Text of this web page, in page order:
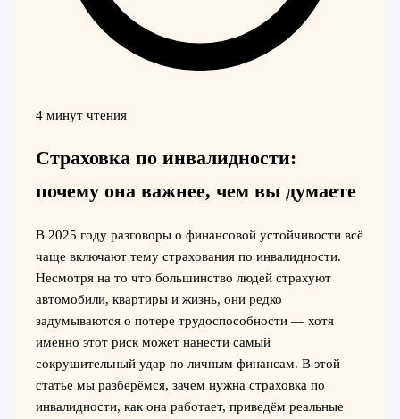
4 минут чтения
Страховка по инвалидности:
почему она важнее, чем вы думаете
В 2025 году разговоры о финансовой устойчивости всё
чаще включают тему страхования по инвалидности.
Несмотря на то что большинство людей страхуют
автомобили, квартиры и жизнь, они редко
задумываются о потере трудоспособности — хотя
именно этот риск может нанести самый
сокрушительный удар по личным финансам. В этой
статье мы разберёмся, зачем нужна страховка по
инвалидности, как она работает, приведём реальные